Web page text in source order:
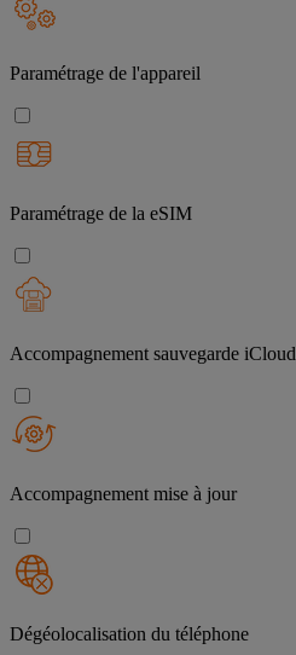
Paramétrage de l'appareil
Paramétrage de la eSIM
Accompagnement sauvegarde iCloud
Accompagnement mise à jour
Dégéolocalisation du téléphone